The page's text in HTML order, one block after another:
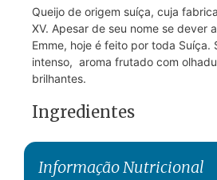
Queijo de origem suíça, cuja
XV. Apesar de seu nome se dever
Emme, hoje é feito por toda Suíça.
intenso, aroma frutado com
brilhantes.
Ingredientes
Informação Nutricional